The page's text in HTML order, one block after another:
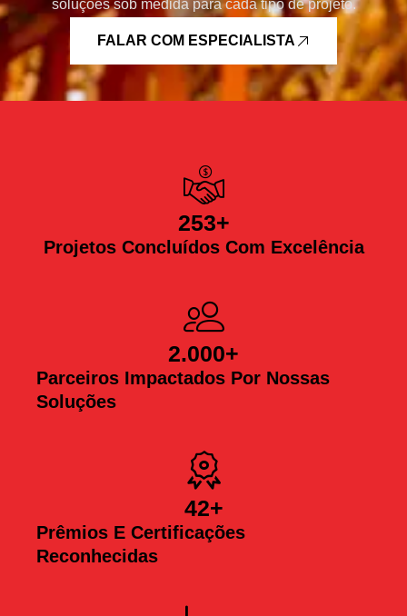
soluções sob medida para cada tipo de projeto.
FALAR COM ESPECIALISTA
Projetos Concluídos Com Excelência
253+
Parceiros Impactados Por Nossas
Soluções
2.000+
Prêmios E Certificações
Reconhecidas
42+